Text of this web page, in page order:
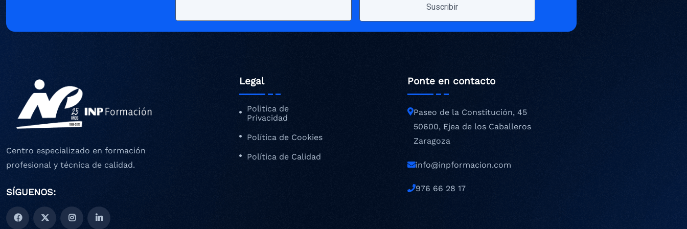
Centro especializado en formación
profesional y técnica de calidad.
SÍGUENOS:
Legal
Politica de
Privacidad
Política de Cookies
Política de Calidad
Ponte en contacto
Paseo de la Constitución, 45
50600, Ejea de los Caballeros
Zaragoza
info@inpformacion.com
976 66 28 17